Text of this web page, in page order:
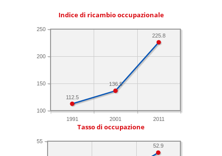
Indice di ricambio occupazionale
1991 2001 2011
100
150
200
250
225.8
136.5
112.5
Tasso di occupazione
55
52.9